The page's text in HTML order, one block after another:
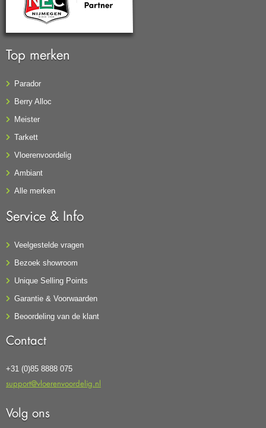
Top merken
Parador
Berry Alloc
Meister
Tarkett
Vloerenvoordelig
Ambiant
Alle merken
Service & Info
Veelgestelde vragen
Bezoek showroom
Unique Selling Points
Garantie & Voorwaarden
Beoordeling van de klant
Contact
+31 (0)85 8888 075
support@vloerenvoordelig.nl
Volg ons